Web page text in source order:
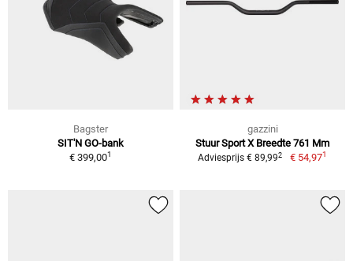
Bagster
SIT'N GO-bank
€ 399,001
gazzini
Stuur Sport X Breedte 761 Mm
Adviesprijs € 89,992 € 54,971